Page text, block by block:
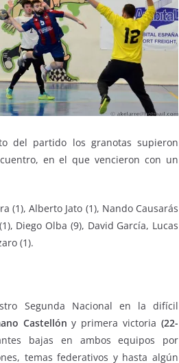
del partido los granotas supieron
en el que vencieron con un
(1), Alberto Jato (1), Nando Causarás
Diego Olba (9), David García, Lucas
(1).
Segunda Nacional en la difícil
Castellón y primera victoria (22-
bajas en ambos equipos por
temas federativos y hasta algún